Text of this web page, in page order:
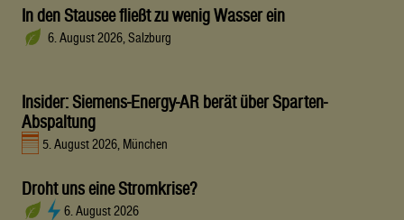
In den Stausee fließt zu wenig Wasser ein
6. August 2026, Salzburg
Insider: Siemens-Energy-AR berät über Sparten-
Abspaltung
5. August 2026, München
Droht uns eine Stromkrise?
6. August 2026